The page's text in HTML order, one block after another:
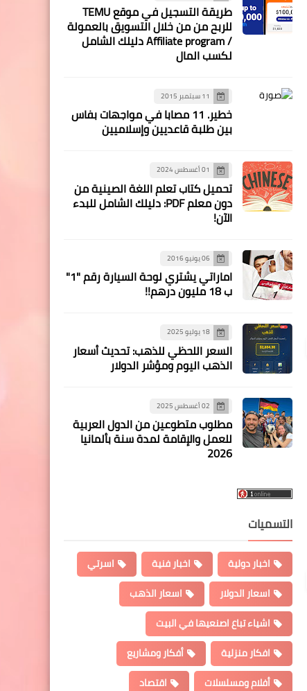
طريقة التسجيل في موقع TEMU
للربح من من خلال التسويق بالعمولة
/ Affiliate program دليلك الشامل
لكسب المال
11 سبتمبر 2015
خطير. 11 مصابا في مواجهات بفاس
بين طلبة قاعديين وإسلاميين
01 أغسطس 2024
تحميل كتاب تعلم اللغة الصينية من
دون معلم PDF: دليلك الشامل للبدء
الآن!
06 يونيو 2016
اماراتي يشتري لوحة السيارة رقم "1"
ب 18 مليون درهم!!
18 يوليو 2025
السعر اللحظي للذهب: تحديث أسعار
الذهب اليوم ومؤشر الدولار
02 أغسطس 2025
مطلوب متطوعين من الدول العربية
للعمل والإقامة لمدة سنة بألمانيا
2026
التسميات
اخبار دولية اخبار فنية
اسرتي
اسعار الدولار
اسعار الذهب
اشياء تباع اصنعيها في البيت
افكار منزلية
أفكار ومشاريع
أفلام ومسلسلات
اقتصاد